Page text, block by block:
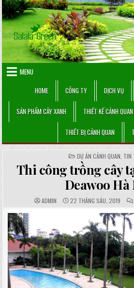
Skip
to
content
MENU
HOME
CÔNG TY DỊCH VỤ
SẢN PHẨM CÂY XANH THIẾT KẾ CẢNH QUAN
THIẾT BỊ CẢNH QUAN
POSTED
IN
DỰ ÁN CẢNH QUAN TIN
Thi công trồng cây
Deawoo Hà
AUTHOR:
ADMIN PUBLISHED
DATE:
22 THÁNG SÁU, 2019